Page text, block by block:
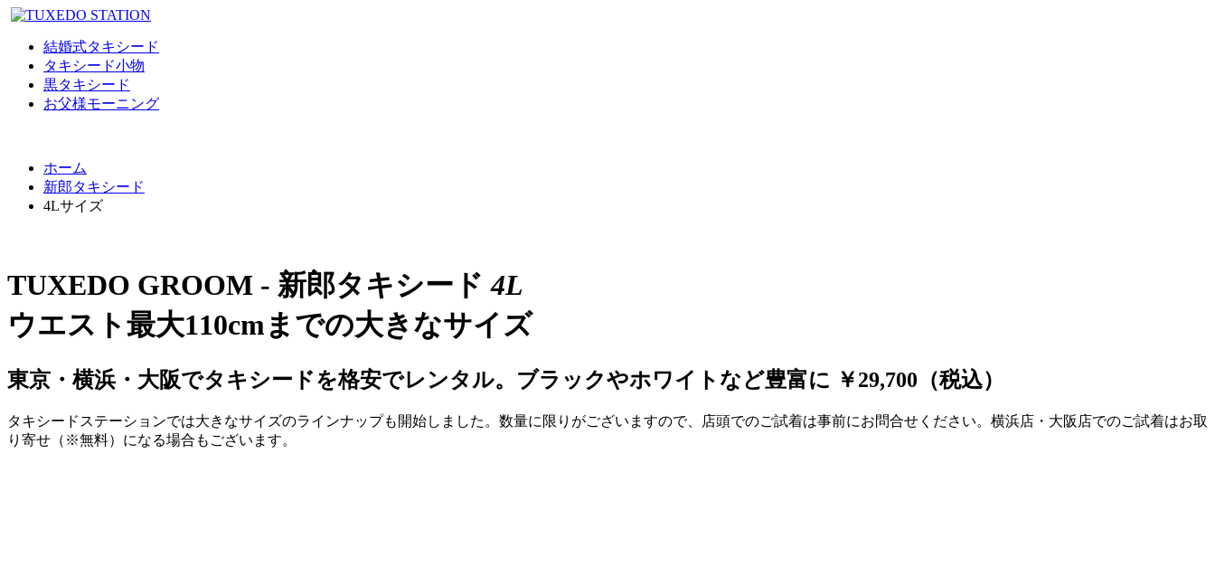
結婚式タキシード
タキシード小物
黒タキシード
お父様モーニング
ホーム
新郎タキシード
4Lサイズ
TUXEDO GROOM - 新郎タキシード4L
ウエスト最大110cmまでの大きなサイズ
東京・横浜・大阪でタキシードを格安でレンタル。ブラックやホワイトなど豊富に ￥29,700 （税込）
タキシードステーションでは大きなサイズのラインナップも開始しました。数量に限りがございますので、店頭でのご試着は事前にお問合せください。横浜店・大阪店でのご試着はお取
り寄せ（※無料）になる場合もございます。